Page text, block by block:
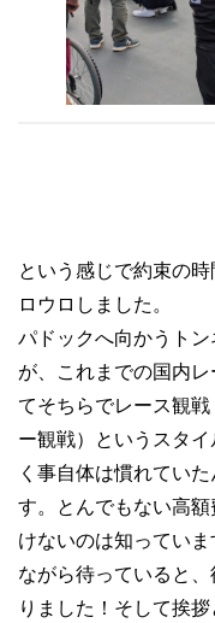
という感じで約束の
ロウロしました。
パドックへ向かうト
が、これまでの国内
てそちらでレース観
ー観戦）というスタ
く事自体は慣れてい
す。とんでもない高
けないのは知ってい
ながら待っていると
りました！そして挨